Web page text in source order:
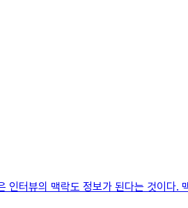
터뷰의 맥락도 정보가 된다는 것이다